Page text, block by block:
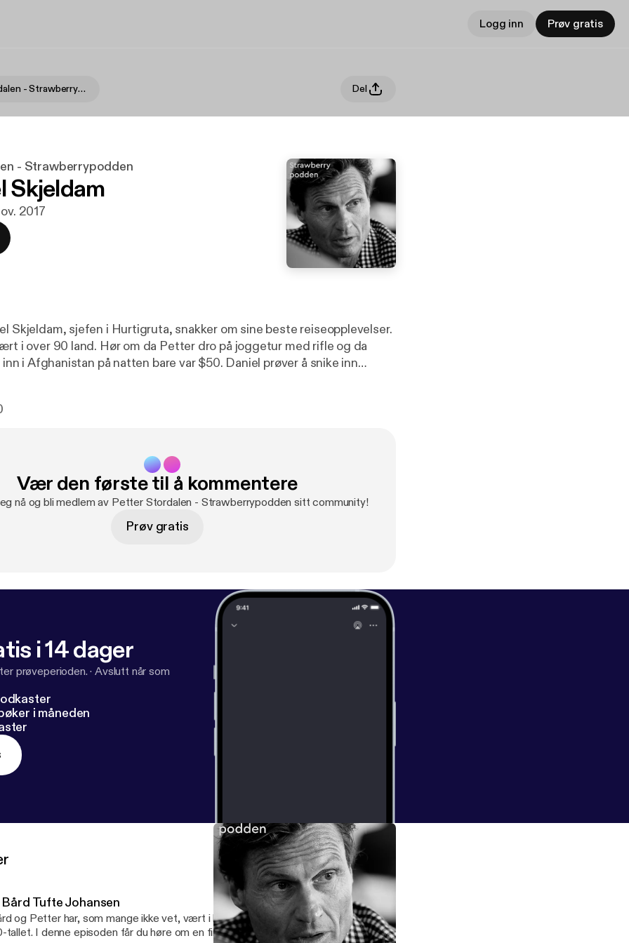
Logg inn Prøv gratis
Petter Stordalen - Strawberrypodden Del
- Strawberrypodden
Skjeldam
2017
Skjeldam, sjefen i Hurtigruta, snakker om sine beste reiseopplevelser.
i over 90 land. Hør om da Petter dro på joggetur med rifle og da
i Afghanistan på natten bare var $50. Daniel prøver å snike inn
Vær den første til å kommentere
nå og bli medlem av Petter Stordalen - Strawberrypodden sitt community!
Prøv gratis
i 14 dager
prøveperioden. ·Avslutt når som
i måneden
Tufte Johansen
og Petter har, som mange ikke vet, vært i livene til hverandre helt siden tidlig på
tallet. I denne episoden får du høre om en finger som ble kastet på havet, om